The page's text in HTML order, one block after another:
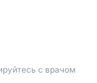
с врачом